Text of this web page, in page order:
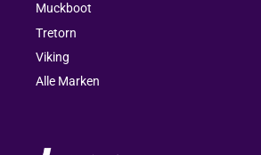
Muckboot
Tretorn
Viking
Alle Marken